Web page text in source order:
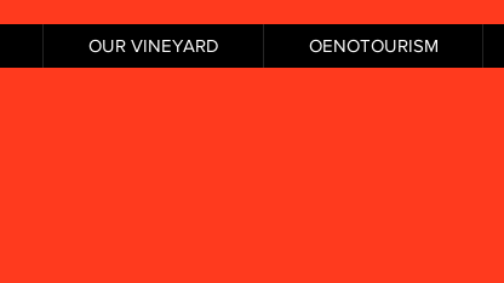
OUR VINEYARD OENOTOURISM